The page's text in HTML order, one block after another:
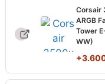
Corsair
ARGB
Tower
WW)
+